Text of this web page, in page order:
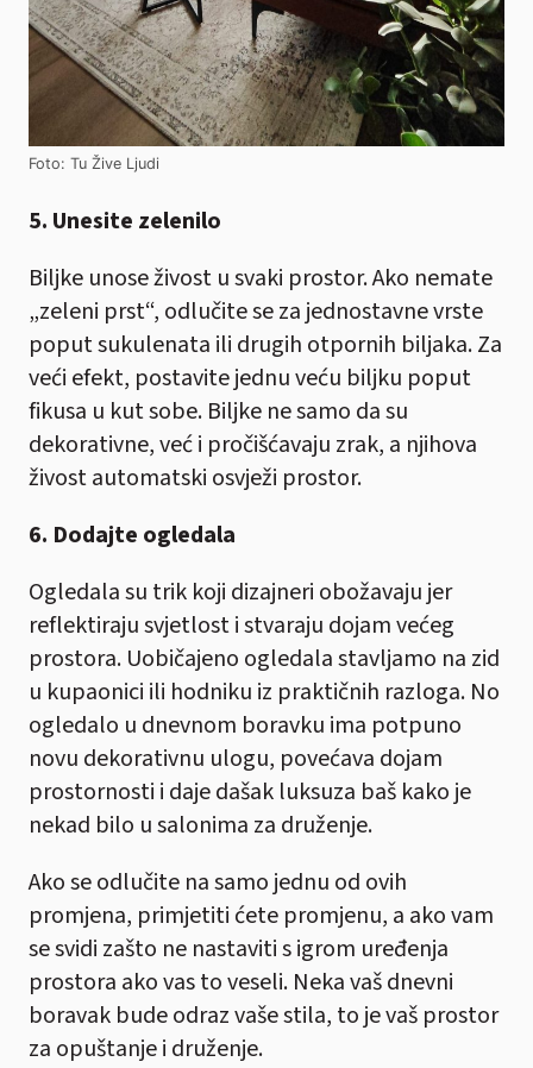
Foto: Tu Žive Ljudi
5. Unesite zelenilo
Biljke unose živost u svaki prostor. Ako nemate
„zeleni prst“, odlučite se za jednostavne vrste
poput sukulenata ili drugih otpornih biljaka. Za
veći efekt, postavite jednu veću biljku poput
fikusa u kut sobe. Biljke ne samo da su
dekorativne, već i pročišćavaju zrak, a njihova
živost automatski osvježi prostor.
6. Dodajte ogledala
Ogledala su trik koji dizajneri obožavaju jer
reflektiraju svjetlost i stvaraju dojam većeg
prostora. Uobičajeno ogledala stavljamo na zid
u kupaonici ili hodniku iz praktičnih razloga. No
ogledalo u dnevnom boravku ima potpuno
novu dekorativnu ulogu, povećava dojam
prostornosti i daje dašak luksuza baš kako je
nekad bilo u salonima za druženje.
Ako se odlučite na samo jednu od ovih
promjena, primjetiti ćete promjenu, a ako vam
se svidi zašto ne nastaviti s igrom uređenja
prostora ako vas to veseli. Neka vaš dnevni
boravak bude odraz vaše stila, to je vaš prostor
za opuštanje i druženje.